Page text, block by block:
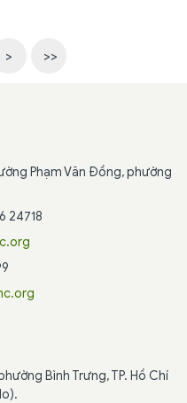
> >>
Phạm Văn Đồng, phường
24718
Bình Trưng, TP. Hồ Chí